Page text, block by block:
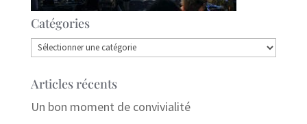
Catégories
Catégories
Articles récents
Un bon moment de convivialité